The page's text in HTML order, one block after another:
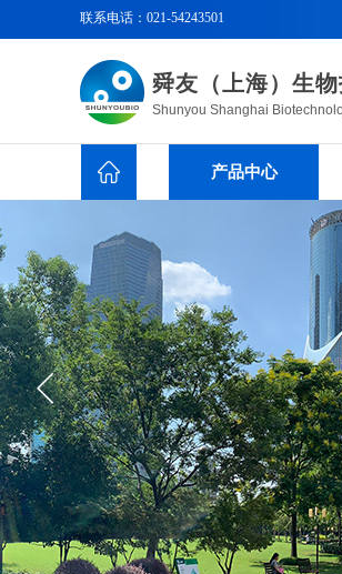
联系电话： 021-54243501
舜友（上海）生
Shunyou Shanghai
产品中心